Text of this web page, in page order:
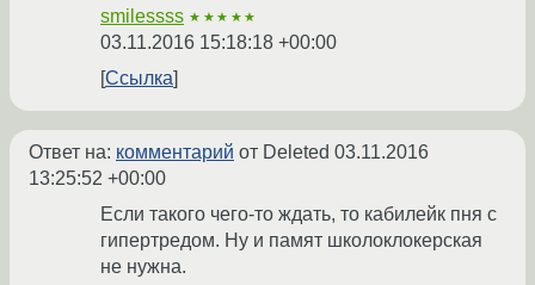
smilessss ★★★★★
03.11.2016 15:18:18 +00:00
Ссылка
Ответ на: комментарий от Deleted 03.11.2016
13:25:52 +00:00
Если такого чего-то ждать, то кабилейк пня с
гипертредом. Ну и памят школоклокерская
не нужна.